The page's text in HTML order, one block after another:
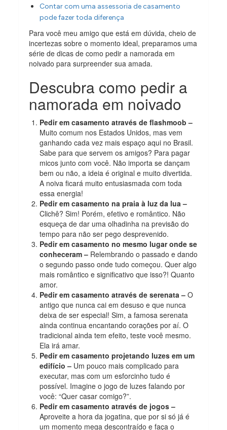
Contar com uma assessoria de casamento
pode fazer toda diferença
Para você meu amigo que está em dúvida, cheio de
incertezas sobre o momento ideal, preparamos uma
série de dicas de como pedir a namorada em
noivado para surpreender sua amada.
Descubra como pedir a
namorada em noivado
Pedir em casamento através de flashmoob –
Muito comum nos Estados Unidos, mas vem
ganhando cada vez mais espaço aqui no Brasil.
Sabe para que servem os amigos? Para pagar
micos junto com você. Não importa se dançam
bem ou não, a ideia é original e muito divertida.
A noiva ficará muito entusiasmada com toda
essa energia!
Pedir em casamento na praia à luz da lua –
Clichê? Sim! Porém, efetivo e romântico. Não
esqueça de dar uma olhadinha na previsão do
tempo para não ser pego desprevenido.
Pedir em casamento no mesmo lugar onde se
conheceram – Relembrando o passado e dando
o segundo passo onde tudo começou. Quer algo
mais romântico e significativo que isso?! Quanto
amor.
Pedir em casamento através de serenata – O
antigo que nunca cai em desuso e que nunca
deixa de ser especial! Sim, a famosa serenata
ainda continua encantando corações por aí. O
tradicional ainda tem efeito, teste você mesmo.
Ela irá amar.
Pedir em casamento projetando luzes em um
edifício – Um pouco mais complicado para
executar, mas com um esforcinho tudo é
possível. Imagine o jogo de luzes falando por
você: “Quer casar comigo?”.
Pedir em casamento através de jogos –
Aproveite a hora da jogatina, que por si só já é
um momento mega descontraído e faça o